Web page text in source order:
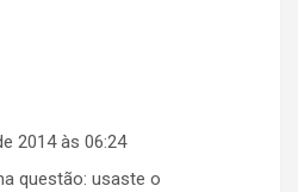
2014 às 06:24
questão: usaste o